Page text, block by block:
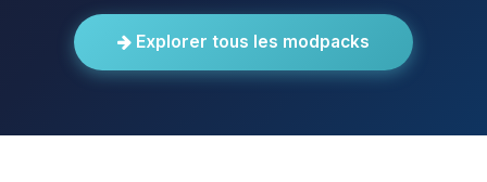
Explorer tous les modpacks